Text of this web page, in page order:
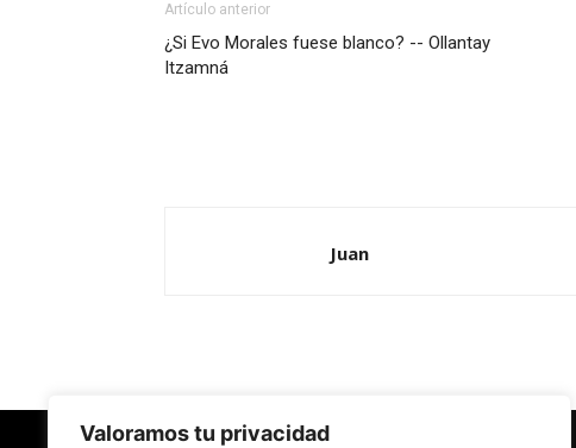
Valoramos tu privacidad
Artículo anterior
¿Si Evo Morales fuese blanco? -- Ollantay
Itzamná
Juan